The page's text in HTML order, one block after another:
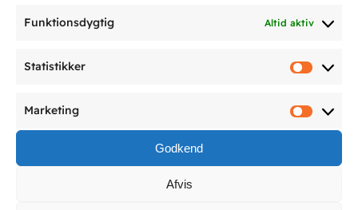
Funktionsdygtig Altid aktiv
Statistikker
Marketing
Godkend
Afvis